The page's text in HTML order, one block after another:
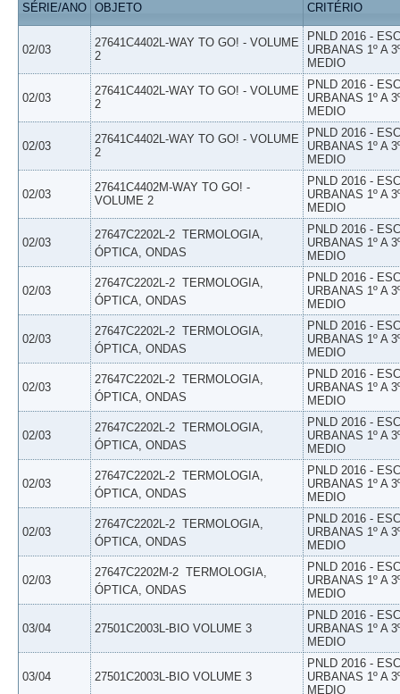
SÉRIE/ANO OBJETO CRITÉRIO
02/03
27641C4402L-WAY TO GO! - VOLUME
2
PNLD 2016 -
URBANAS 1º A
MEDIO
02/03
27641C4402L-WAY TO GO! - VOLUME
2
PNLD 2016 -
URBANAS 1º A
MEDIO
02/03
27641C4402L-WAY TO GO! - VOLUME
2
PNLD 2016 -
URBANAS 1º A
MEDIO
02/03
27641C4402M-WAY TO GO! -
VOLUME 2
PNLD 2016 -
URBANAS 1º A
MEDIO
02/03
27647C2202L-2  TERMOLOGIA,
ÓPTICA, ONDAS
PNLD 2016 -
URBANAS 1º A
MEDIO
02/03
27647C2202L-2  TERMOLOGIA,
ÓPTICA, ONDAS
PNLD 2016 -
URBANAS 1º A
MEDIO
02/03
27647C2202L-2  TERMOLOGIA,
ÓPTICA, ONDAS
PNLD 2016 -
URBANAS 1º A
MEDIO
02/03
27647C2202L-2  TERMOLOGIA,
ÓPTICA, ONDAS
PNLD 2016 -
URBANAS 1º A
MEDIO
02/03
27647C2202L-2  TERMOLOGIA,
ÓPTICA, ONDAS
PNLD 2016 -
URBANAS 1º A
MEDIO
02/03
27647C2202L-2  TERMOLOGIA,
ÓPTICA, ONDAS
PNLD 2016 -
URBANAS 1º A
MEDIO
02/03
27647C2202L-2  TERMOLOGIA,
ÓPTICA, ONDAS
PNLD 2016 -
URBANAS 1º A
MEDIO
02/03
27647C2202M-2  TERMOLOGIA,
ÓPTICA, ONDAS
PNLD 2016 -
URBANAS 1º A
MEDIO
03/04 27501C2003L-BIO VOLUME 3
PNLD 2016 -
URBANAS 1º A
MEDIO
03/04 27501C2003L-BIO VOLUME 3
PNLD 2016 -
URBANAS 1º A
MEDIO